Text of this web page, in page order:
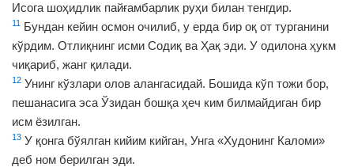
Исога шоҳидлик пайғамбарлик руҳи билан тенгдир.
11
Бундан кейин осмон очилиб, у ерда бир оқ от турганини
кўрдим. Отлиқнинг исми Содиқ ва Ҳақ эди. У одилона ҳукм
чиқариб, жанг қилади.
12 Унинг кўзлари олов алангасидай. Бошида кўп тожи бор,
пешанасига эса Ўзидан бошқа ҳеч ким билмайдиган бир
исм ёзилган.
13 У қонга бўялган кийим кийган, Унга «Худонинг Каломи»
деб ном берилган эди.